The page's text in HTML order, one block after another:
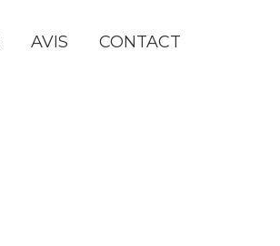
AVIS CONTACT